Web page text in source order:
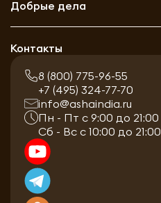
Добрые дела
Контакты
8 (800) 775-96-55
+7 (495) 324-77-70
info@ashaindia.ru
Пн - Пт с 9:00 до 21:00
Сб - Вс с 10:00 до 21:00